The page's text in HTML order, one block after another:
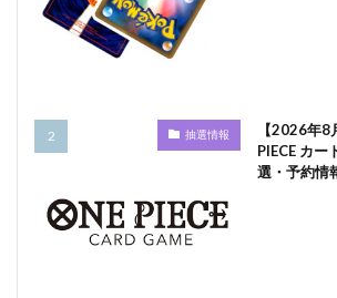
抽選情報
【2026年
PIECE カー
選・予約情